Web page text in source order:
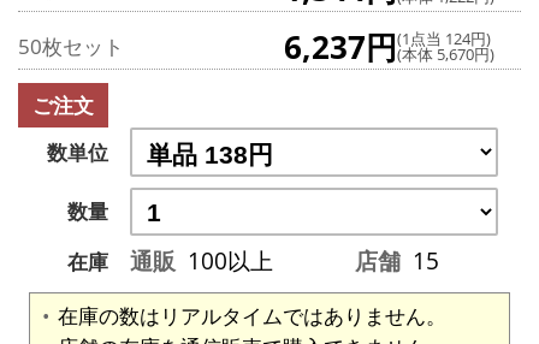
50枚セット 6,237円(1点当 124円)
(本体 5,670円)
ご注文
数単位
数量
在庫
通販 100以上 店舗 15
在庫の数はリアルタイムではありません。